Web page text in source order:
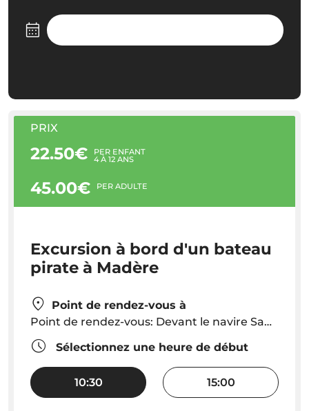
PRIX
22.50€ PER ENFANT
4 À 12 ANS
45.00€ PER ADULTE
Excursion à bord d'un bateau
pirate à Madère
Point de rendez-vous à
Point de rendez-vous: Devant le navire Santa Maria de Colombo, à la nouvelle marine de Funchal. L'enregistrement a lieu 30 minutes avant le départ du bateau.
Sélectionnez une heure de début
10:30 15:00